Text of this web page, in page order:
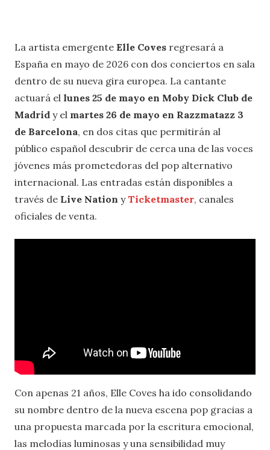
La artista emergente Elle Coves regresará a
España en mayo de 2026 con dos conciertos en sala
dentro de su nueva gira europea. La cantante
actuará el lunes 25 de mayo en Moby Dick Club de
Madrid y el martes 26 de mayo en Razzmatazz 3
de Barcelona, en dos citas que permitirán al
público español descubrir de cerca una de las voces
jóvenes más prometedoras del pop alternativo
internacional. Las entradas están disponibles a
través de Live Nation y Ticketmaster, canales
oficiales de venta.
Con apenas 21 años, Elle Coves ha ido consolidando
su nombre dentro de la nueva escena pop gracias a
una propuesta marcada por la escritura emocional,
las melodías luminosas y una sensibilidad muy